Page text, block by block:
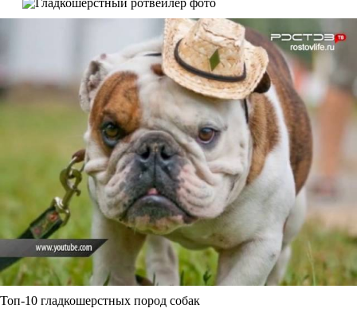
Топ-10 гладкошерстных пород собак